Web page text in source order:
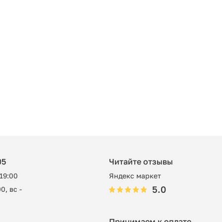
вс -
Читайте отзывы
Яндекс маркет
5.0